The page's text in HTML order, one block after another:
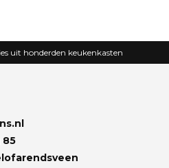
uit honderden keukenkasten
85